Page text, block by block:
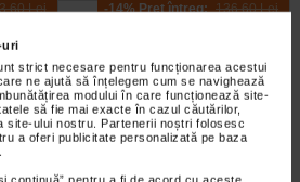
uri
strict necesare pentru funcționarea acestui
ne ajută să înțelegem cum se navighează
modului în care funcționează site-
să fie mai exacte în cazul căutărilor,
site-ului nostru. Partenerii noștri folosesc
a oferi publicitate personalizată pe baza
Lei
-14% Preț întreg: 136,60 Lei
Avene Xeracalm A.D. ulei de